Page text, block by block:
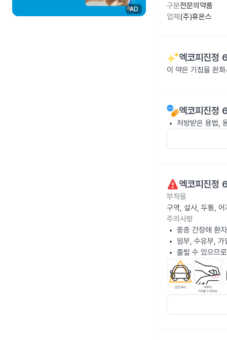
AD
구분전문의약품
업체 (주)휴온스
엑코피진정
이 약은 기침을 완
엑코피진정
처방받은 용법,
엑코피진정
부작용
구역, 설사, 두통,
주의사항
중증 간장애 환
임부, 수유부, 가
졸릴 수 있으므